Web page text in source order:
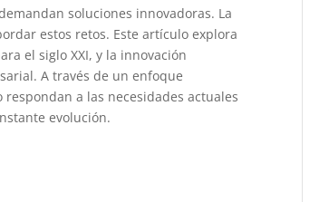
soluciones innovadoras. La
estos retos. Este artículo explora
el siglo XXI, y la innovación
A través de un enfoque
a las necesidades actuales
evolución.